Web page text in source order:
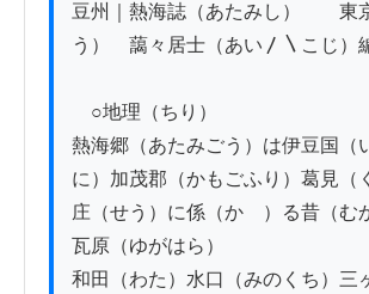
豆州｜熱海誌（あたみし）　　東
う）　藹々居士（あい〳〵こじ）
○地理（ちり）
熱海郷（あたみごう）は伊豆国（
に）加茂郡（かもごふり）葛見（
庄（せう）に係（かゝ）る昔（む
瓦原（ゆがはら）
和田（わた）水口（みのくち）三